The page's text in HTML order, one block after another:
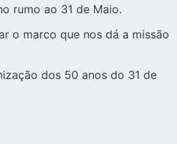
rumo ao 31 de Maio.
o marco que nos dá a missão
dos 50 anos do 31 de